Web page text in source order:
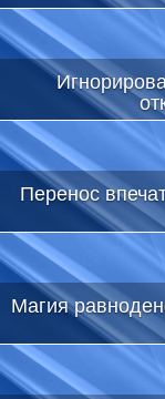
Перенос
Магия